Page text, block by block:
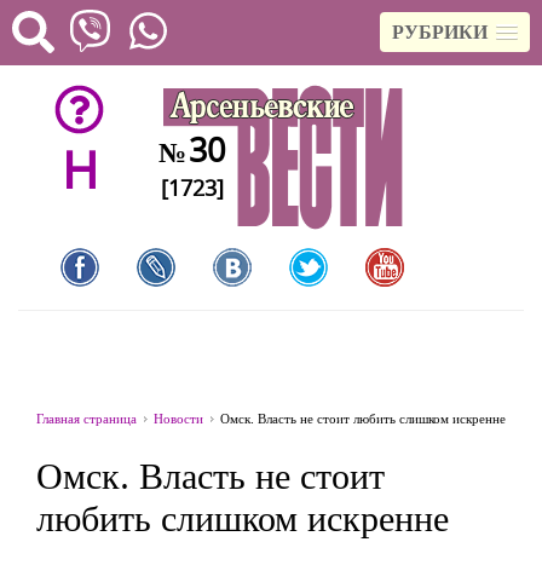
РУБРИКИ
H №30
[1723]
Главная страница Новости Омск. Власть не стоит любить слишком искренне
Омск. Власть не стоит
любить слишком искренне